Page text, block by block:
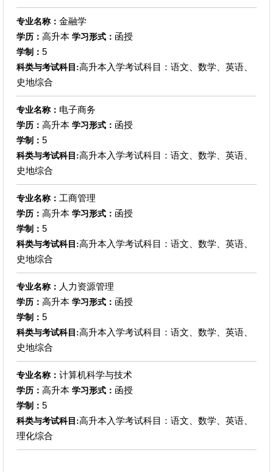
专业名称： 金融学
学历： 高升本 学习形式： 函授
学制： 5
科类与考试科目:高升本入学考试科目：语文、数学、英语、
史地综合
专业名称： 电子商务
学历： 高升本 学习形式： 函授
学制： 5
科类与考试科目:高升本入学考试科目：语文、数学、英语、
史地综合
专业名称： 工商管理
学历： 高升本 学习形式： 函授
学制： 5
科类与考试科目:高升本入学考试科目：语文、数学、英语、
史地综合
专业名称： 人力资源管理
学历： 高升本 学习形式： 函授
学制： 5
科类与考试科目:高升本入学考试科目：语文、数学、英语、
史地综合
专业名称： 计算机科学与技术
学历： 高升本 学习形式： 函授
学制： 5
科类与考试科目:高升本入学考试科目：语文、数学、英语、
理化综合